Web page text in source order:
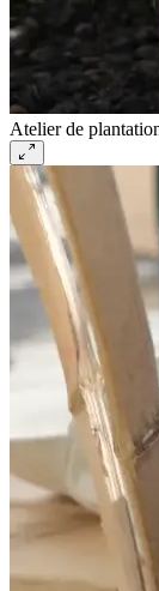
Atelier de